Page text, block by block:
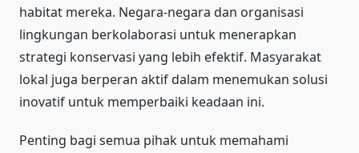
habitat mereka. Negara-negara dan organisasi
lingkungan berkolaborasi untuk menerapkan
strategi konservasi yang lebih efektif. Masyarakat
lokal juga berperan aktif dalam menemukan solusi
inovatif untuk memperbaiki keadaan ini.
Penting bagi semua pihak untuk memahami